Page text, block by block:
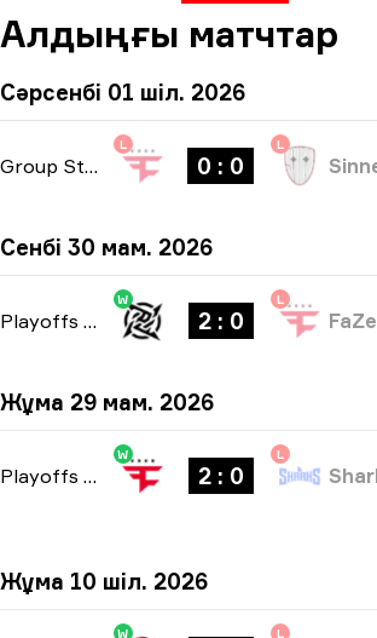
Алдыңғы матчтар
Сәрсенбі 01 шіл. 2026
Group Stage -bo1
L
0 : 0
L
Сенбі 30 мам. 2026
Playoffs bo3
W
2 : 0
L
FaZe
Жұма 29 мам. 2026
Playoffs bo3
W
2 : 0
L
Жұма 10 шіл. 2026
W L